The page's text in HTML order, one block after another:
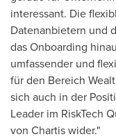
interessant. Die
Datenanbietern und
das Onboarding
umfassender und
für den Bereich
sich auch in der
Leader im RiskTech
von Chartis wider."